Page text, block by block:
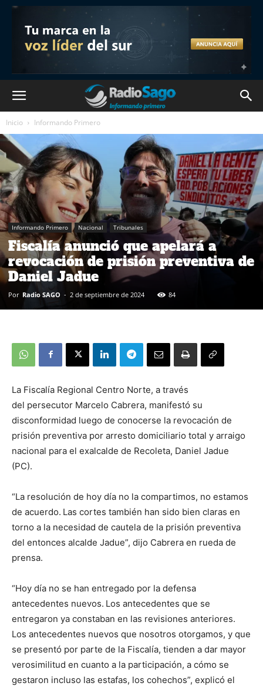
Inicio Informando Primero
Informando Primero Nacional Tribunales
Fiscalía anunció que apelará a
revocación de prisión preventiva de
Daniel Jadue
Por Radio SAGO - 2 de septiembre de 2024 84
La Fiscalía Regional Centro Norte, a través
del persecutor Marcelo Cabrera, manifestó su
disconformidad luego de conocerse la revocación de
prisión preventiva por arresto domiciliario total y arraigo
nacional para el exalcalde de Recoleta, Daniel Jadue
(PC).
“La resolución de hoy día no la compartimos, no estamos
de acuerdo. Las cortes también han sido bien claras en
torno a la necesidad de cautela de la prisión preventiva
del entonces alcalde Jadue”, dijo Cabrera en rueda de
prensa.
“Hoy día no se han entregado por la defensa
antecedentes nuevos. Los antecedentes que se
entregaron ya constaban en las revisiones anteriores.
Los antecedentes nuevos que nosotros otorgamos, y que
se presentó por parte de la Fiscalía, tienden a dar mayor
verosimilitud en cuanto a la participación, a cómo se
gestaron incluso las estafas, los cohechos”, explicó el